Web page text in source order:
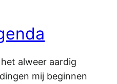
alweer aardig
mij beginnen